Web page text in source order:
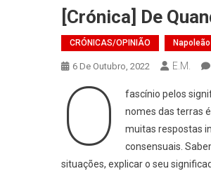
[Crónica] De
CRÓNICAS/OPINIÃO
6 De Outubro, 2022 E.M.
O
fascínio pelos
nomes das terras
muitas respostas
consensuais.
situações, explicar o seu